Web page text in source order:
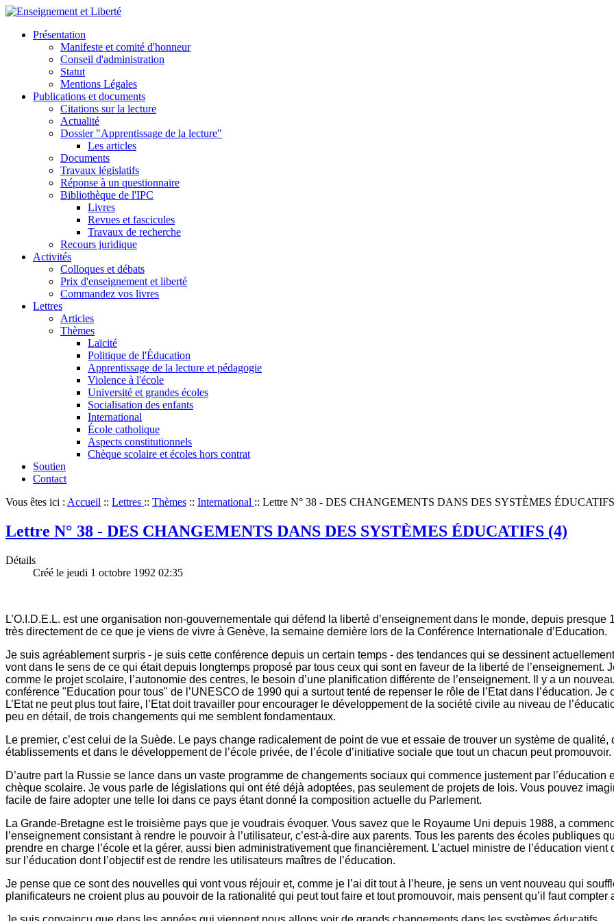
Présentation
Manifeste et comité d'honneur
Conseil d'administration
Statut
Mentions Légales
Publications et documents
Citations sur la lecture
Actualité
Dossier "Apprentissage de la lecture"
Les articles
Documents
Travaux législatifs
Réponse à un questionnaire
Bibliothèque de l'IPC
Livres
Revues et fascicules
Travaux de recherche
Recours juridique
Activités
Colloques et débats
Prix d'enseignement et liberté
Commandez vos livres
Lettres
Articles
Thèmes
Laïcité
Politique de l'Éducation
Apprentissage de la lecture et pédagogie
Violence à l'école
Université et grandes écoles
Socialisation des enfants
International
École catholique
Aspects constitutionnels
Chèque scolaire et écoles hors contrat
Soutien
Contact
Vous êtes ici : Accueil :: Lettres :: Thèmes :: International :: Lettre N° 38 - DES CHANGEMENTS DANS DES SYSTÈMES
Lettre N° 38 - DES CHANGEMENTS DANS DES SYSTÈMES ÉDUCATIFS (4)
Détails
Créé le jeudi 1 octobre 1992 02:35
L’O.I.D.E.L. est une organisation non-gouvernementale qui défend la liberté d’enseignement dans le monde, depuis presque
très directement de ce que je viens de vivre à Genève, la semaine dernière lors de la Conférence Internationale d’Education.
Je suis agréablement surpris - je suis cette conférence depuis un certain temps - des tendances qui se dessinent
vont dans le sens de ce qui était depuis longtemps proposé par tous ceux qui sont en faveur de la liberté de l’enseignement.
comme le projet scolaire, l’autonomie des centres, le besoin d’une planification différente de l’enseignement. Il y a un
conférence "Education pour tous" de l’UNESCO de 1990 qui a surtout tenté de repenser le rôle de l’Etat dans l’éducation. Je
L’Etat ne peut plus tout faire, l’Etat doit travailler pour encourager le développement de la société civile au niveau de
peu en détail, de trois changements qui me semblent fondamentaux.
Le premier, c’est celui de la Suède. Le pays change radicalement de point de vue et essaie de trouver un système de
établissements et dans le développement de l’école privée, de l’école d’initiative sociale que tout un chacun peut promouvoir.
D’autre part la Russie se lance dans un vaste programme de changements sociaux qui commence justement par l’éducation
chèque scolaire. Je vous parle de législations qui ont été déjà adoptées, pas seulement de projets de lois. Vous pouvez
facile de faire adopter une telle loi dans ce pays étant donné la composition actuelle du Parlement.
La Grande-Bretagne est le troisième pays que je voudrais évoquer. Vous savez que le Royaume Uni depuis 1988, a
l’enseignement consistant à rendre le pouvoir à l’utilisateur, c’est-à-dire aux parents. Tous les parents des écoles publiques
prendre en charge l’école et la gérer, aussi bien administrativement que financièrement. L’actuel ministre de l’éducation
sur l’éducation dont l’objectif est de rendre les utilisateurs maîtres de l’éducation.
Je pense que ce sont des nouvelles qui vont vous réjouir et, comme je l’ai dit tout à l’heure, je sens un vent nouveau qui
planificateurs ne croient plus au pouvoir de la rationalité qui peut tout faire et tout promouvoir, mais pensent qu’il faut compter